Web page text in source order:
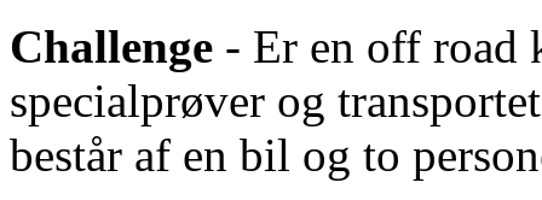
Challenge - Er en off road
specialprøver og
består af en bil og to